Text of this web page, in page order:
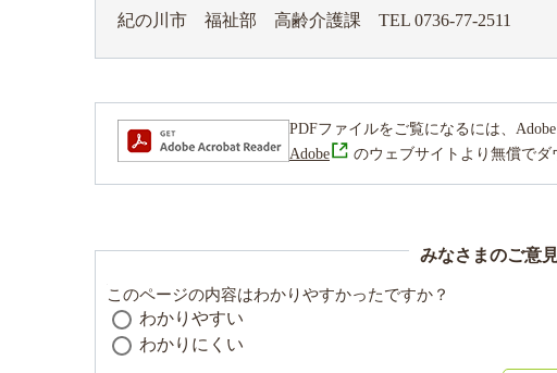
紀の川市 福祉部 高齢介護課 TEL 0736-77-2511
PDFファイルをご覧になるには、Adobe
Adobe
のウェブサイトより無償でダ
みなさまのご意
このページの内容はわかりやすかったですか？
わかりやすい
わかりにくい